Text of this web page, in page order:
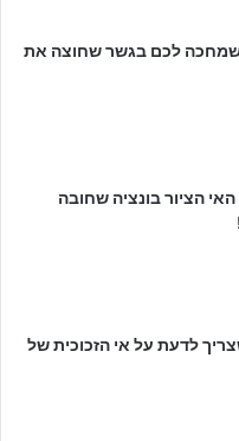
שמחכה לכם בגשר שחוצה את
הציור בונציה שחובה
לדעת על אי הזכוכית של